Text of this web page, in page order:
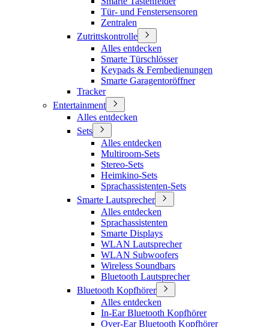
Tür- und Fenstersensoren
Zentralen
Zutrittskontrolle
Alles entdecken
Smarte Türschlösser
Keypads & Fernbedienungen
Smarte Garagentoröffner
Tracker
Entertainment
Alles entdecken
Sets
Alles entdecken
Multiroom-Sets
Stereo-Sets
Heimkino-Sets
Sprachassistenten-Sets
Smarte Lautsprecher
Alles entdecken
Sprachassistenten
Smarte Displays
WLAN Lautsprecher
WLAN Subwoofers
Wireless Soundbars
Bluetooth Lautsprecher
Bluetooth Kopfhörer
Alles entdecken
In-Ear Bluetooth Kopfhörer
Over-Ear Bluetooth Kopfhörer